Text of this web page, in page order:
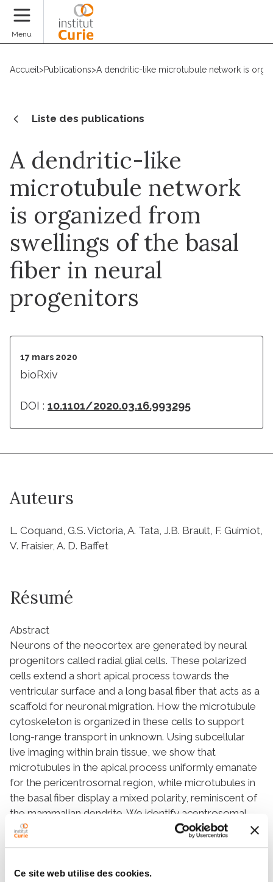
Ce site web utilise des cookies.
Menu
Accueil >Publications>A dendritic-like microtubule network is
Liste des publications
A dendritic-like
microtubule network
is organized from
swellings of the basal
fiber in neural
progenitors
17 mars 2020
bioRxiv
DOI : 10.1101/2020.03.16.993295
Auteurs
L. Coquand, G.S. Victoria, A. Tata, J.B. Brault, F. Guimiot,
V. Fraisier, A. D. Baffet
Résumé
Abstract
Neurons of the neocortex are generated by neural
progenitors called radial glial cells. These polarized
cells extend a short apical process towards the
ventricular surface and a long basal fiber that acts as a
scaffold for neuronal migration. How the microtubule
cytoskeleton is organized in these cells to support
long-range transport in unknown. Using subcellular
live imaging within brain tissue, we show that
microtubules in the apical process uniformly emanate
for the pericentrosomal region, while microtubules in
the basal fiber display a mixed polarity, reminiscent of
the mammalian dendrite. We identify acentrosomal
microtubule organizing centers localized in swellings
stabilizing factor CAMSAP3 and TGN-related